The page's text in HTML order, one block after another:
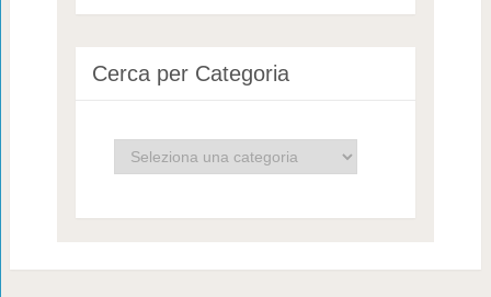
Cerca per Categoria
Cerca
per